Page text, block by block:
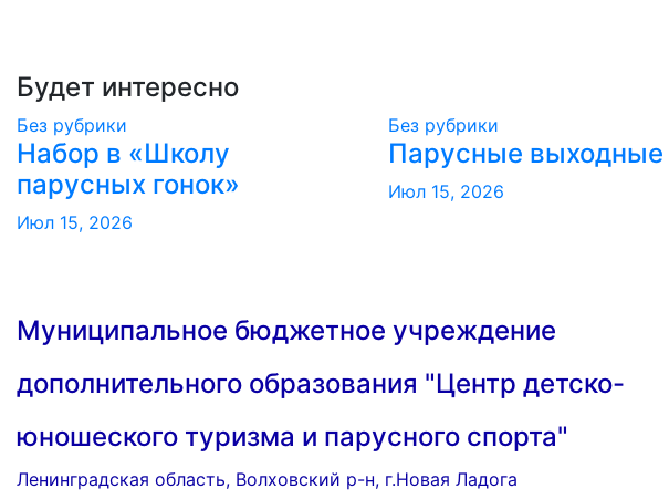
Будет интересно
Без рубрики
Набор в «Школу
парусных гонок»
Июл 15, 2026
Без рубрики
Парусные выходные
Июл 15, 2026
Муниципальное бюджетное учреждение
дополнительного образования "Центр детско-
юношеского туризма и парусного спорта"
Ленинградская область, Волховский р-н, г.Новая Ладога